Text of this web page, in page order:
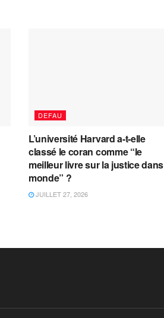
DEFAU
L’université Harvard a-t-elle
classé le coran comme “le
meilleur livre sur la justice dans
monde” ?
JUILLET 27, 2026